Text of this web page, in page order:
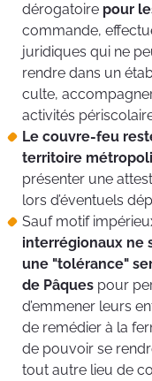
dérogatoire pour
commande,
juridiques qui ne
rendre dans un
culte,
activités
Le couvre-feu
territoire
présenter une
lors d’éventuels
Sauf motif
interrégionaux ne
une "tolérance"
de Pâques pour
d’emmener leurs
de remédier à la
de pouvoir se
tout autre lieu de